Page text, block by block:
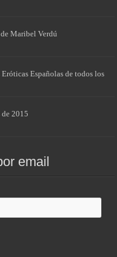
de Maribel Verdú
Españolas de todos los
de 2015
email